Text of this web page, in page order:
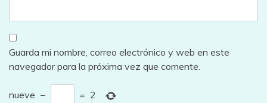
Guarda mi nombre, correo electrónico y web en este
navegador para la próxima vez que comente.
nueve − = 2